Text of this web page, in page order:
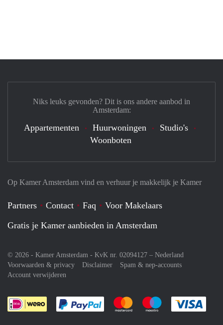
Op Kamer Amsterdam vind en verhuur je makkelijk je Kamer
Partners Contact Faq
Voor Makelaars
Gratis je Kamer aanbieden in Amsterdam
© 2026 - Kamer Amsterdam - KvK nr. 02094127 – Nederland
Voorwaarden & privacy
Disclaimer
Spam & nep-accounts
Account verwijderen
Je rekent gemakkelijk af met Paypal
Je rekent gemakkelijk af met
Je rekent
Niks leuks gevonden? Dit is ons andere aanbod in
Amsterdam:
Appartementen Huurwoningen
Studio's
Woonboten